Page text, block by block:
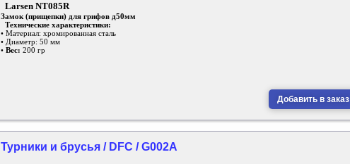
Larsen NT085R
Замок (прищепки) для грифов д50мм
Технические характеристики:
• Материал: хромированная сталь
• Диаметр: 50 мм
• Вес: 200 гр
Добавить в заказ
Турники и брусья / DFC / G002A